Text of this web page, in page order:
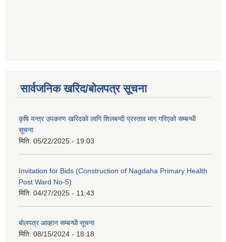
सार्वजनिक खरिद/बोलपत्र सूचना
कृषि यन्त्र उपकरण खरिदको लागि शिलबन्दी प्रस्ताव माग गरिएको सम्बन्धी
सूचना
मिति: 05/22/2025 - 19:03
Invitation for Bids (Construction of Nagdaha Primary Health
Post Ward No-5)
मिति: 04/27/2025 - 11:43
बोलपत्र आव्हान सम्बन्धी सूचना
मिति: 08/15/2024 - 18:18